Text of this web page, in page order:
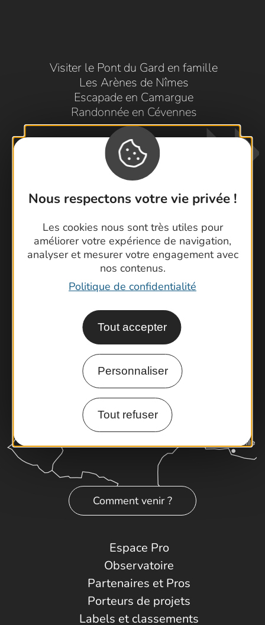
Nous respectons votre vie privée !
Les cookies nous sont très utiles pour
améliorer votre expérience de navigation,
analyser et mesurer votre engagement avec
nos contenus.
Politique de confidentialité
Tout accepter
Personnaliser
Tout refuser
Visiter le Pont du Gard en famille
Les Arènes de Nîmes
Escapade en Camargue
Randonnée en Cévennes
Contactez-nous !
Foire aux questions
Brochures
Cartoguides et Topoguides
Comment venir ?
Espace Pro
Observatoire
Partenaires et Pros
Porteurs de projets
Labels et classements